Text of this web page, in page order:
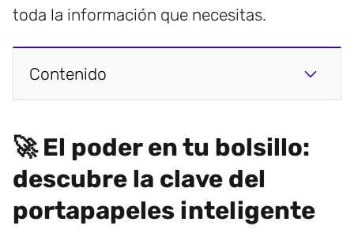
toda la información que necesitas.
Contenido
🚀 El poder en tu bolsillo:
descubre la clave del
portapapeles inteligente